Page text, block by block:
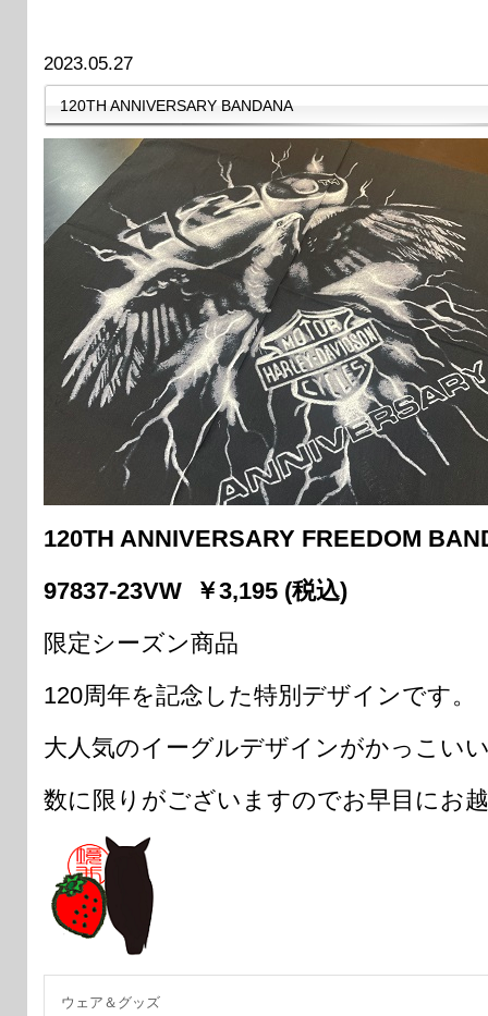
2023.05.27
120TH ANNIVERSARY BANDANA
120TH ANNIVERSARY FREEDOM
97837-23VW ￥3,195 (税込)
限定シーズン商品
120周年を記念した特別デザインです。
大人気のイーグルデザインがかっこい
数に限りがございますのでお早目にお
ウェア＆グッズ